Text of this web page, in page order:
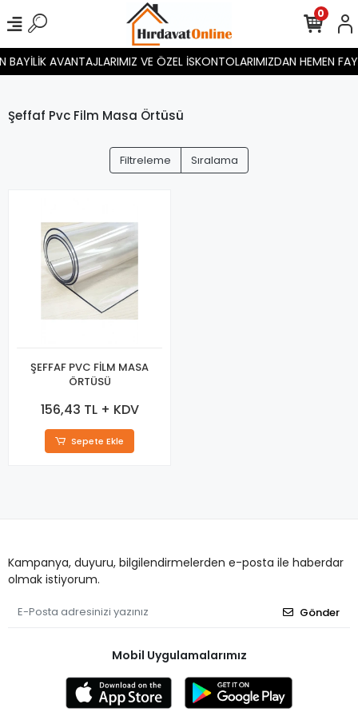
AVANTAJLARIMIZ VE ÖZEL İSKONTOLARIMIZDAN HEMEN
0
Şeffaf Pvc Film Masa Örtüsü
Filtreleme Sıralama
ŞEFFAF PVC FİLM MASA
ÖRTÜSÜ
156,43 TL + KDV
Sepete Ekle
Kampanya, duyuru, bilgilendirmelerden e-posta ile haberdar
olmak istiyorum.
Gönder
Mobil Uygulamalarımız